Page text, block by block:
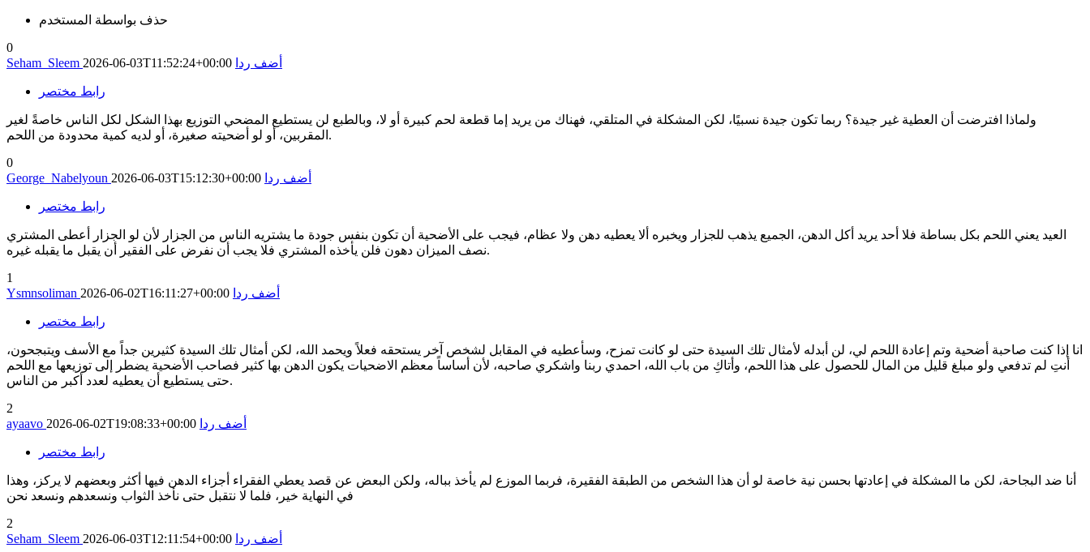
حذف بواسطة المستخدم
0
Seham_Sleem 2026-06-03T11:52:24+00:00 أضف ردا
رابط مختصر
ولماذا افترضت أن العطية غير جيدة؟ ربما تكون جيدة نسبيًا، لكن المشكلة في المتلقي، فهناك من يريد إما قطعة لحم كبيرة أو لا، وبالطبع لن يستطيع المضحي التوزيع بهذا الشكل لكل الناس خاصةً لغير
المقربين، أو لو أضحيته صغيرة، أو لديه كمية محدودة من اللحم.
0
George_Nabelyoun 2026-06-03T15:12:30+00:00 أضف ردا
رابط مختصر
العيد يعني اللحم بكل بساطة فلا أحد يريد أكل الدهن، الجميع يذهب للجزار ويخبره ألا يعطيه دهن ولا عظام، فيجب على الأضحية أن تكون بنفس جودة ما يشتريه الناس من الجزار لأن لو الجزار أعطى المشتري
نصف الميزان دهون فلن يأخذه المشتري فلا يجب أن نفرض على الفقير أن يقبل ما يقبله غيره.
1
Ysmnsoliman 2026-06-02T16:11:27+00:00 أضف ردا
رابط مختصر
انا إذا كنت صاحبة أضحية وتم إعادة اللحم لي، لن أبدله لأمثال تلك السيدة حتى لو كانت تمزح، وسأعطيه في المقابل لشخص آخر يستحقه فعلاً ويحمد الله، لكن أمثال تلك السيدة كثيرين جداً مع الأسف ويتبجحون،
أنتِ لم تدفعي ولو مبلغ قليل من المال للحصول على هذا اللحم، وأتاكِ من باب الله، احمدي ربنا واشكري صاحبه، لأن أساساً معظم الاضحيات يكون الدهن بها كثير فصاحب الأضحية يضطر إلى توزيعها مع اللحم
حتى يستطيع أن يعطيه لعدد أكبر من الناس.
2
ayaavo 2026-06-02T19:08:33+00:00 أضف ردا
رابط مختصر
أنا ضد البجاحة، لكن ما المشكلة في إعادتها بحسن نية خاصة لو أن هذا الشخص من الطبقة الفقيرة، فربما الموزع لم يأخذ بباله، ولكن البعض عن قصد يعطي الفقراء أجزاء الدهن فيها أكثر وبعضهم لا يركز، وهذا
في النهاية خير، فلما لا نتقبل حتى نأخذ الثواب ونسعدهم ونسعد نحن
2
Seham_Sleem 2026-06-03T12:11:54+00:00 أضف ردا